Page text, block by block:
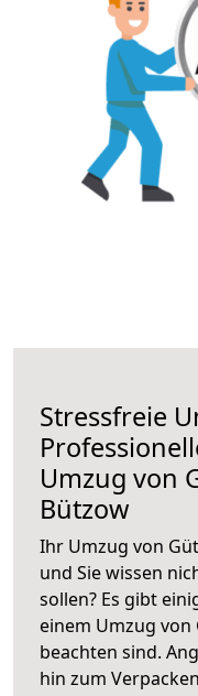
Stressfreie
Umzug von
Bützow
Ihr Umzug von
und Sie wissen
sollen? Es gibt
einem Umzug
beachten sind.
hin zum